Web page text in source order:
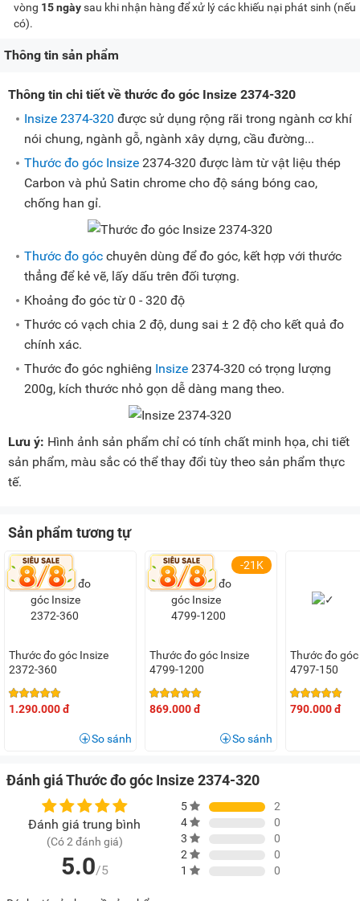
vòng 15 ngàysau khi nhận hàng để xử lý các khiếu nại phát sinh (nếu
có).
Thông tin sản phẩm
Thông tin chi tiết về thước đo góc Insize 2374-320
Insize 2374-320 được sử dụng rộng rãi trong ngành cơ khí
nói chung, ngành gỗ, ngành xây dựng, cầu đường...
Thước đo góc Insize 2374-320 được làm từ vật liệu thép
Carbon và phủ Satin chrome cho độ sáng bóng cao,
chống han gỉ.
Thước đo góc chuyên dùng để đo góc, kết hợp với thước
thẳng để kẻ vẽ, lấy dấu trên đối tượng.
Khoảng đo góc từ 0 - 320 độ
Thước có vạch chia 2 độ, dung sai ± 2 độ cho kết quả đo
chính xác.
Thước đo góc nghiêng Insize 2374-320 có trọng lượng
200g, kích thước nhỏ gọn dễ dàng mang theo.
Lưu ý: Hình ảnh sản phẩm chỉ có tính chất minh họa, chi tiết
sản phẩm, màu sắc có thể thay đổi tùy theo sản phẩm thực
tế.
Sản phẩm tương tự
Thước đo góc Insize
2372-360
1.290.000 đ
So sánh
-21K
Thước đo góc Insize
4799-1200
869.000 đ
So sánh
Thước đo
4797-150
790.000 đ
Đánh giá Thước đo góc Insize 2374-320
Đánh giá trung bình
(Có 2 đánh giá)
5.0/5
5
2
4
0
3
0
2
0
1
0